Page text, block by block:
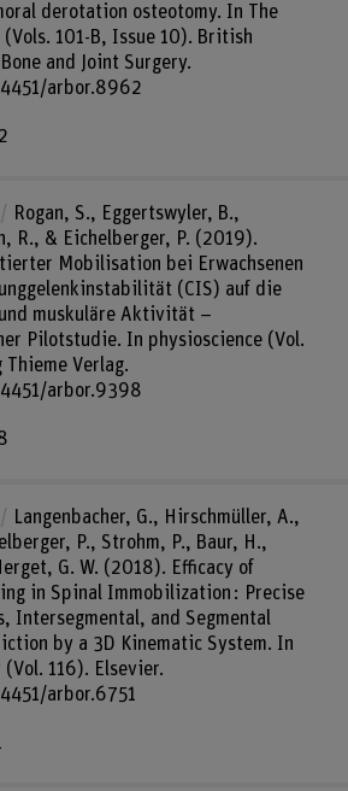
derotation osteotomy. In The
(Vols. 101-B, Issue 10). British
and Joint Surgery.
arbor.8962
Rogan, S., Eggertswyler, B.,
R., & Eichelberger, P. (2019).
Mobilisation bei Erwachsenen
(CIS) auf die
muskuläre Aktivität –
Pilotstudie. In physioscience (Vol.
Thieme Verlag.
arbor.9398
Langenbacher, G., Hirschmüller, A.,
P., Strohm, P., Baur, H.,
G. W. (2018). Efficacy of
in Spinal Immobilization : Precise
Intersegmental, and Segmental
by a 3D Kinematic System. In
116). Elsevier.
arbor.6751